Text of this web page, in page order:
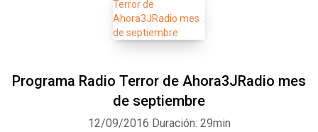
Programa Radio Terror de Ahora3JRadio mes
de septiembre
12/09/2016 Duración: 29min